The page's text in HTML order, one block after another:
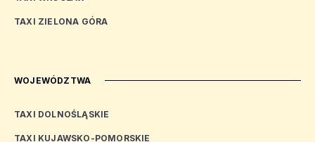
TAXI ZIELONA GÓRA
WOJEWÓDZTWA
TAXI DOLNOŚLĄSKIE
TAXI KUJAWSKO-POMORSKIE